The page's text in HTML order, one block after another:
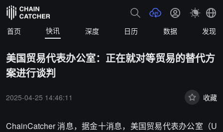
首页 快讯 深度 日历 数据 发现
美国贸易代表办公室：正在就对等贸易的替代方
案进行谈判
2025-04-25 14:46:11 收藏
ChainCatcher 消息，据金十消息，美国贸易代表办公室（U